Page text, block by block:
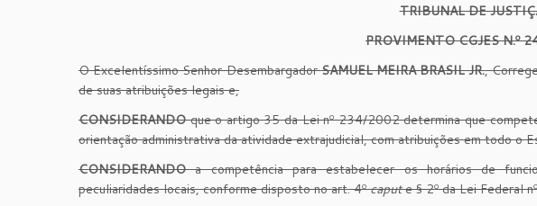
TRIBUNAL DE
PROVIMENTO CGJES N.º
O Excelentíssimo Senhor DesembargadorSAMUEL MEIRA BRASIL JR.,
de suas atribuições legais e,
CONSIDERANDOque o artigo 35 da Lei nº 234/2002 determina que
orientação administrativa da atividade extrajudicial, com atribuições em todo o
CONSIDERANDOa competência para estabelecer os horários de
peculiaridades locais, conforme disposto no art. 4ºcapute § 2º da Lei Federal